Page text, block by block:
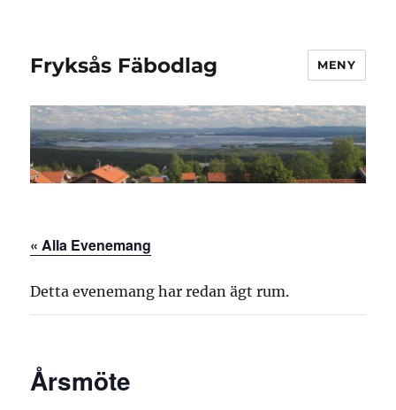
Fryksås Fäbodlag MENY
« Alla Evenemang
Detta evenemang har redan ägt rum.
Årsmöte